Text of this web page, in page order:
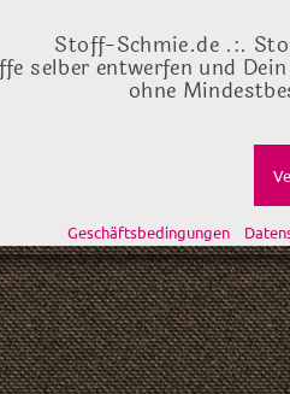
Stoff-Schmie.de .:.
selber entwerfen und
ohne
Geschäftsbedingungen